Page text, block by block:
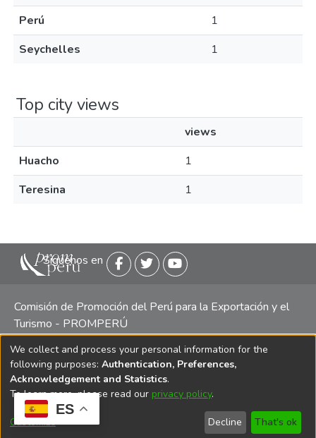
ES
Perú
1
Seychelles
1
Top city views
views
Huacho
1
Teresina
1
Siguenos en
Comisión de Promoción del Perú para la Exportación y el
Turismo - PROMPERÚ
Central telefónica: (511) 616 7300 / 616 7400 Calle Uno
Oeste 50, Edificio Mincetur, Pisos 13 y 14, San Isidro -
Lima
Copyright 2025 PROMPERÚ
We collect and process your personal information for the
following purposes: Authentication, Preferences,
Acknowledgement and Statistics.
To learn more, please read our privacy policy.
Customize Decline That's ok